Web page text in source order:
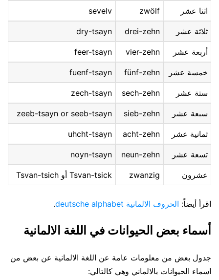
اثنا عشر zwölf
sevelv
ثلاثة عشر drei-zehn
dry-tsayn
أربعة عشر vier-zehn
feer-tsayn
خمسة عشر fünf-zehn
fuenf-tsayn
ستة عشر sech-zehn
zech-tsayn
سبعة عشر sieb-zehn
zeeb-tsayn or seeb-tsayn
ثمانية عشر acht-zehn
uhcht-tsayn
تسعة عشر neun-zehn
noyn-tsayn
عشرون zwanzig Tsvan-tsick أو Tsvan-tsich
اقرأ أيضاً: الحروف الالمانية deutsche alphabet .
أسماء بعض الحيوانات في اللغة الالمانية
جدول بعض من معلومات عامة عن اللغة الالمانية عن بعض من
اسماء الحيوانات بالالماني وهي كالتالي: